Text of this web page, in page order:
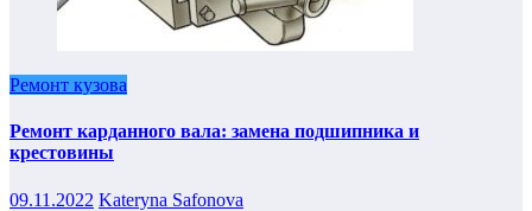
Ремонт кузова
Ремонт карданного вала: замена подшипника и
крестовины
09.11.2022 Kateryna Safonova